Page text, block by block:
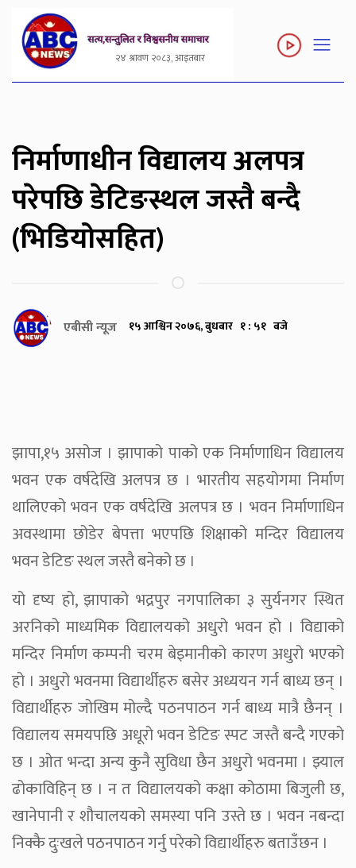
२४ श्रावण २०८३, आइतबार
निर्माणाधीन विद्यालय अलपत्र
परेपछि डेटिङस्थल जस्तै बन्दै
(भिडियोसहित)
एबीसी न्यूज १५ आश्विन २०७६, बुधबार १ : ५१ बजे
झापा,१५ असोज । झापाको पाको एक निर्माणाधिन विद्यालय
भवन एक वर्षदेखि अलपत्र छ । भारतीय सहयोगमा निर्माण
थालिएको भवन एक वर्षदेखि अलपत्र छ । भवन निर्माणाधिन
अवस्थामा छोडेर बेपत्ता भएपछि शिक्षाको मन्दिर विद्यालय
भवन डेटिङ स्थल जस्तै बनेको छ ।
यो दृष्य हो, झापाको भद्रपुर नगपालिका ३ सुर्यनगर स्थित
अरनिको माध्यमिक विद्यालयको अधुरो भवन हो । विद्याको
मन्दिर निर्माण कम्पनी चरम बेइमानीको कारण अधुरो भएको
हो । अधुरो भवनमा विद्यार्थीहरु बसेर अध्ययन गर्न बाध्य छन् ।
विद्यार्थीहरु जोखिम मोल्दै पठनपाठन गर्न बाध्य मात्रै छैनन् ।
विद्यालय समयपछि अधूरो भवन डेटिङ स्पट जस्तै बन्दै गएको
छ । ओत भन्दा अन्य कुनै सुविधा छैन अधुरो भवनमा । झ्याल
ढोकाविहिन् छ । न त विद्यालयको कक्षा कोठामा बिजुली छ,
खानेपानी र शौचालयको समस्या पनि उस्ते छ । भवन नबन्दा
निक्कै दुःखले पठनपाठन गर्नु परेको विद्यार्थीहरु बताउँछन ।